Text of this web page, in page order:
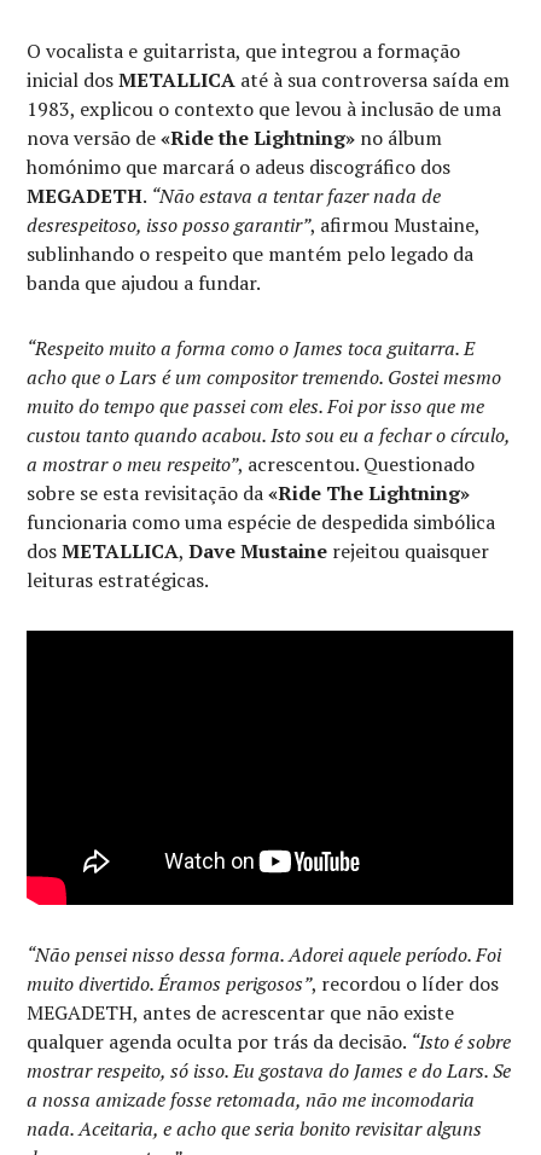
O vocalista e guitarrista, que integrou a formação
inicial dosMETALLICA até à sua controversa saída em
1983, explicou o contexto que levou à inclusão de uma
nova versão de«Ride the Lightning» no álbum
homónimo que marcará o adeus discográfico dos
MEGADETH. “Não estava a tentar fazer nada de
desrespeitoso, isso posso garantir”, afirmou Mustaine,
sublinhando o respeito que mantém pelo legado da
banda que ajudou a fundar.
“Respeito muito a forma como o James toca guitarra. E
acho que o Lars é um compositor tremendo. Gostei mesmo
muito do tempo que passei com eles. Foi por isso que me
custou tanto quando acabou. Isto sou eu a fechar o círculo,
a mostrar o meu respeito”, acrescentou. Questionado
sobre se esta revisitação da«Ride The Lightning»
funcionaria como uma espécie de despedida simbólica
dosMETALLICA,Dave Mustaine rejeitou quaisquer
leituras estratégicas.
“Não pensei nisso dessa forma. Adorei aquele período. Foi
muito divertido. Éramos perigosos”, recordou o líder dos
MEGADETH, antes de acrescentar que não existe
qualquer agenda oculta por trás da decisão. “Isto é sobre
mostrar respeito, só isso. Eu gostava do James e do Lars. Se
a nossa amizade fosse retomada, não me incomodaria
nada. Aceitaria, e acho que seria bonito revisitar alguns